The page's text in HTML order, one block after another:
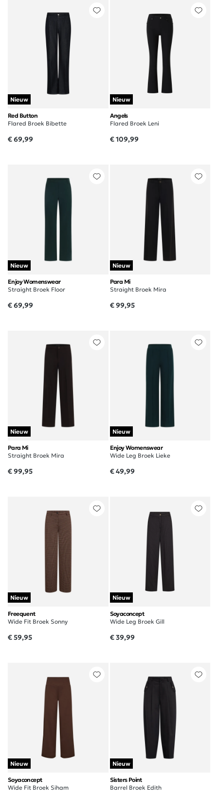
Nieuw
Red Button
Flared Broek Bibette
€ 69,99
Nieuw
Angels
Flared Broek Leni
€ 109,99
Nieuw
Enjoy Womenswear
Straight Broek Floor
€ 69,99
Nieuw
Para Mi
Straight Broek Mira
€ 99,95
Nieuw
Para Mi
Straight Broek Mira
€ 99,95
Nieuw
Enjoy Womenswear
Wide Leg Broek Lieke
€ 49,99
Nieuw
Freequent
Wide Fit Broek Sonny
€ 59,95
Nieuw
Soyaconcept
Wide Leg Broek Gill
€ 39,99
Nieuw
Soyaconcept
Wide Fit Broek Siham
Nieuw
Sisters Point
Barrel Broek Edith